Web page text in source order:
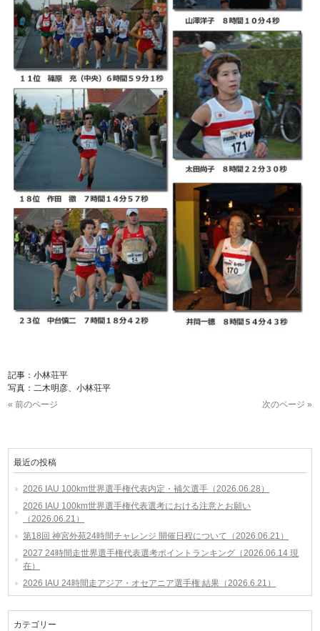
記事：小林荘平
写真：二木明彦、小林荘平
« 前のページ
次のページ »
最近の投稿
2026 IAU 100km世界選手権代表内定・補欠選手（2026.06.28）
2026 IAU 100km世界選手権代表選考における注意とお願い
（2026.06.21）
第18回 神宮外苑24時間チャレンジ 開催日程について（2026.06.21）
2027 24時間走世界選手権代表選考ポイントランキング（2026.06.14 現
在）
2026 IAU 24時間走アジア・オセアニア選手権 結果（2026.6.21）
カテゴリー